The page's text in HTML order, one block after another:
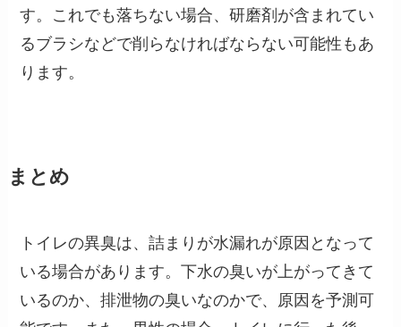
す。これでも落ちない場合、研磨剤が含まれてい
るブラシなどで削らなければならない可能性もあ
ります。
まとめ
トイレの異臭は、詰まりが水漏れが原因となって
いる場合があります。下水の臭いが上がってきて
いるのか、排泄物の臭いなのかで、原因を予測可